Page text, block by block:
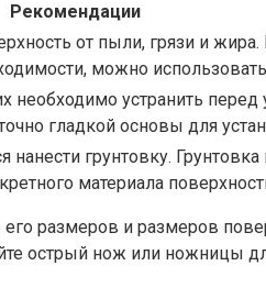
Рекомендации
от пыли, грязи и
можно
устранить
гладкой основы для
грунтовку.
материала
размеров и размеров
острый нож или ножницы